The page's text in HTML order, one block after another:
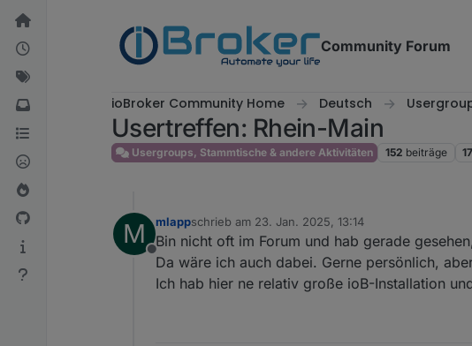
Weiter zum Inhalt
Community Forum
ioBroker Community Home Deutsch
Usertreffen: Rhein-Main
Usergroups, Stammtische & andere Aktivitäten 152 beiträge 17
M
Offline
mlappschrieb am 23. Jan. 2025, 13:14
zuletzt editiert von
Bin nicht oft im Forum und hab gerade
Da wäre ich auch dabei. Gerne persönlich,
Ich hab hier ne relativ große ioB-Installation